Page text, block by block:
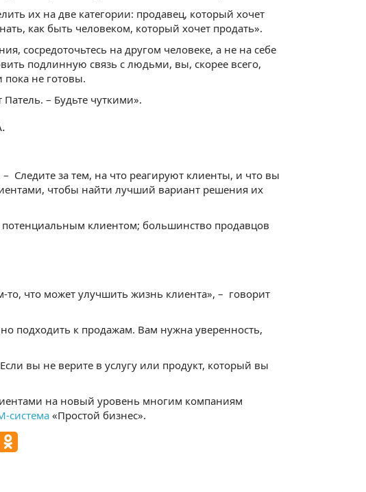
их на две категории: продавец, который хочет
как быть человеком, который хочет продать».
сосредоточьтесь на другом человеке, а не на себе
подлинную связь с людьми, вы, скорее всего,
пока не готовы.
– Будьте чуткими».
Следите за тем, на что реагируют клиенты, и что вы
чтобы найти лучший вариант решения их
клиентом; большинство продавцов
что может улучшить жизнь клиента», – говорит
подходить к продажам. Вам нужна уверенность,
вы не верите в услугу или продукт, который вы
на новый уровень многим компаниям
система «Простой бизнес».